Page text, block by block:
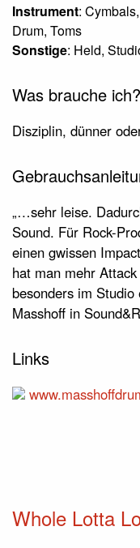
Instrument:
Drum, Toms
Sonstige: Held,
Was brauche ich?
Disziplin, dünner
„…sehr leise.
Sound. Für Rock-
einen gwissen
hat man mehr
besonders im Studio
Masshoff in
Links
Whole Lotta